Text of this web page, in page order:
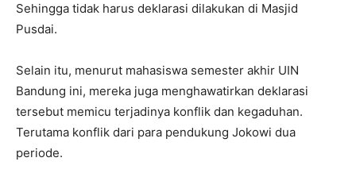
Sehingga tidak harus deklarasi dilakukan di Masjid
Pusdai.
Selain itu, menurut mahasiswa semester akhir UIN
Bandung ini, mereka juga menghawatirkan deklarasi
tersebut memicu terjadinya konflik dan kegaduhan.
Terutama konflik dari para pendukung Jokowi dua
periode.